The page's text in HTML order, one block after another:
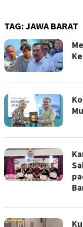
TAG:JAWA BARAT